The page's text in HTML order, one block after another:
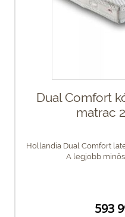
Dual Comfort
matrac
Hollandia Dual Comfort
A legjobb
593